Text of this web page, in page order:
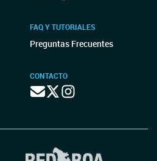
FAQ Y TUTORIALES
Preguntas Frecuentes
CONTACTO